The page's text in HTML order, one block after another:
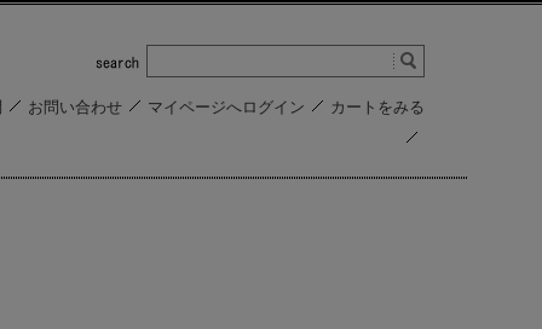
お問い合わせ マイページへログイン カートをみる